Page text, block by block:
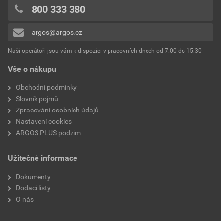
Druh ovládání
Kvalita materiálu
Montáž
Základní prvek s plnou
Počet pólů
Provedení
Hloubka zařízení
Ochrana povrchu
K dispozici je podpora
Přidávat hodnocení může pouze přihlášený uživatel.
Vše o nákupu
Obchodní podmínky
Slovník pojmů
Zpracování osobních údajů
Nastavení cookies
ARGOS PLUS podzim
Užitečné informace
Dokumenty
Dodací listy
O nás
800 333 380
argos@argos.cz
Naši operátoři jsou vám k dispozici v pracovních dnech od 7:00 do 15:30